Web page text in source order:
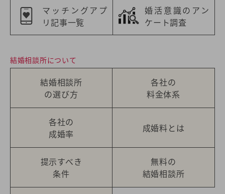
マッチングアプ
リ記事一覧
婚活意識のアン
ケート調査
結婚相談所について
結婚相談所
の選び方
各社の
料金体系
各社の
成婚率
成婚料とは
提示すべき
条件
無料の
結婚相談所